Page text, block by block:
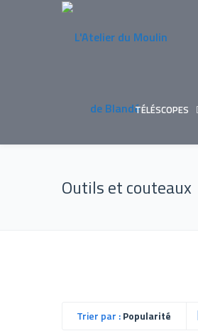
TÉLÉSCOPES
Outils et couteaux
Trier par :Popularité